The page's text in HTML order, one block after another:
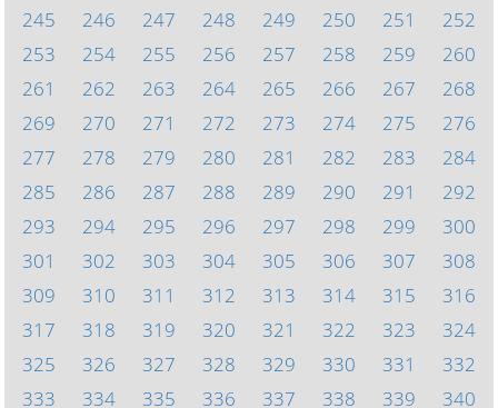
245
246 247 248 249 250 251
252
253
254 255 256 257 258 259
260
261
262 263 264 265 266 267
268
269
270 271 272 273 274 275
276
277
278 279 280 281 282 283
284
285
286 287 288 289 290 291
292
293
294 295 296 297 298 299
300
301
302 303 304 305 306 307
308
309
310 311 312 313 314 315
316
317
318 319 320 321 322 323
324
325
326 327 328 329 330 331
332
333
334 335 336 337 338 339 340